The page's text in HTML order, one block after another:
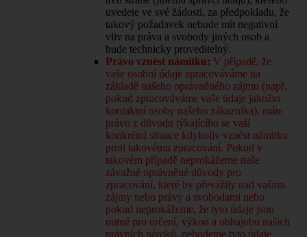
uvedete ve své žádosti, za předpokladu, že
takový požadavek nebude mít negativní
vliv na práva a svobody jiných osob a
bude technicky proveditelný.
Právo vznést námitku: V případě, že
vaše osobní údaje zpracováváme na
základě našeho oprávněného zájmu (např.
pokud zpracováváme vaše údaje jakožto
kontaktní osoby našeho zákazníka), máte
právo z důvodu týkajícího se vaší
konkrétní situace kdykoliv vznést námitku
proti takovému zpracování. Pokud v
takovém případě neprokážeme naše
závažné oprávněné důvody pro
zpracování, které by převážily nad vašimi
zájmy nebo právy a svobodami nebo
pokud neprokážeme, že tyto údaje jsou
nutné pro určení, výkon a obhajobu našich
právních nároků, nebudeme tyto údaje